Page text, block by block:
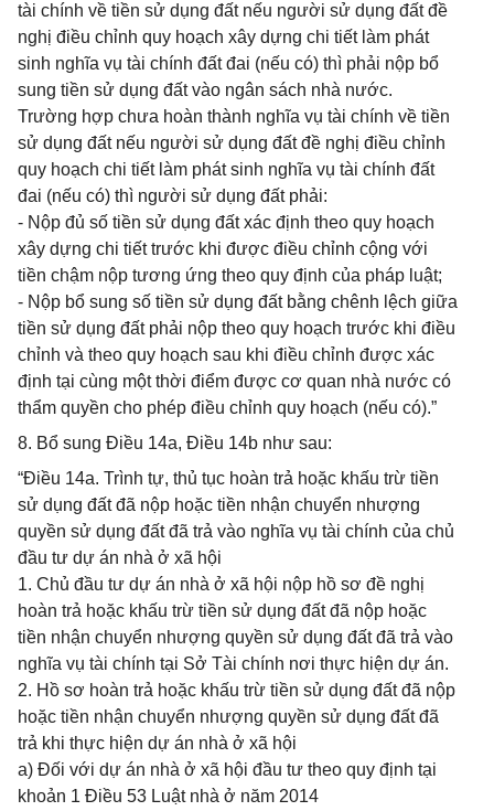
tài chính về tiền sử dụng đất nếu người sử dụng đất đề
nghị điều chỉnh quy hoạch xây dựng chi tiết làm phát
sinh nghĩa vụ tài chính đất đai (nếu có) thì phải nộp bổ
sung tiền sử dụng đất vào ngân sách nhà nước.
Trường hợp chưa hoàn thành nghĩa vụ tài chính về tiền
sử dụng đất nếu người sử dụng đất đề nghị điều chỉnh
quy hoạch chi tiết làm phát sinh nghĩa vụ tài chính đất
đai (nếu có) thì người sử dụng đất phải:
- Nộp đủ số tiền sử dụng đất xác định theo quy hoạch
xây dựng chi tiết trước khi được điều chỉnh cộng với
tiền chậm nộp tương ứng theo quy định của pháp luật;
- Nộp bổ sung số tiền sử dụng đất bằng chênh lệch giữa
tiền sử dụng đất phải nộp theo quy hoạch trước khi điều
chỉnh và theo quy hoạch sau khi điều chỉnh được xác
định tại cùng một thời điểm được cơ quan nhà nước có
thẩm quyền cho phép điều chỉnh quy hoạch (nếu có).”
8. Bổ sung Điều 14a, Điều 14b như sau:
“Điều 14a. Trình tự, thủ tục hoàn trả hoặc khấu trừ tiền
sử dụng đất đã nộp hoặc tiền nhận chuyển nhượng
quyền sử dụng đất đã trả vào nghĩa vụ tài chính của chủ
đầu tư dự án nhà ở xã hội
1. Chủ đầu tư dự án nhà ở xã hội nộp hồ sơ đề nghị
hoàn trả hoặc khấu trừ tiền sử dụng đất đã nộp hoặc
tiền nhận chuyển nhượng quyền sử dụng đất đã trả vào
nghĩa vụ tài chính tại Sở Tài chính nơi thực hiện dự án.
2. Hồ sơ hoàn trả hoặc khấu trừ tiền sử dụng đất đã nộp
hoặc tiền nhận chuyển nhượng quyền sử dụng đất đã
trả khi thực hiện dự án nhà ở xã hội
a) Đối với dự án nhà ở xã hội đầu tư theo quy định tại
khoản 1 Điều 53 Luật nhà ở năm 2014